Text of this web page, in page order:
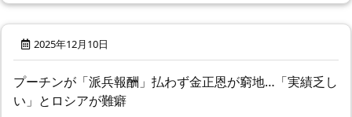
2025年12月10日
プーチンが「派兵報酬」払わず金正恩が窮地…「実績乏し
い」とロシアが難癖